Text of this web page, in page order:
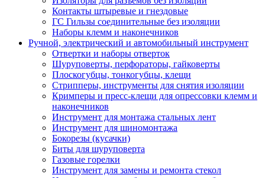
Контакты штыревые и гнездовые
ГС Гильзы соединительные без изоляции
Наборы клемм и наконечников
Ручной, электрический и автомобильный инструмент
Отвертки и наборы отверток
Шуруповерты, перфораторы, гайковерты
Плоскогубцы, тонкогубцы, клещи
Стрипперы, инструменты для снятия изоляции
Кримперы и пресс-клещи для опрессовки клемм и
наконечников
Инструмент для монтажа стальных лент
Инструмент для шиномонтажа
Бокорезы (кусачки)
Биты для шуруповерта
Газовые горелки
Инструмент для замены и ремонта стекол